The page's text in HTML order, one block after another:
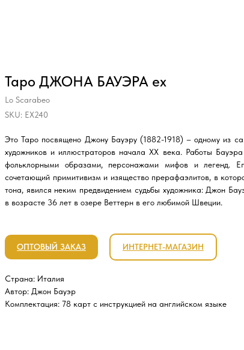
Таро ДЖОНА БАУЭРА ex
Lo Scarabeo
SKU: EX240
Это Таро посвящено Джону Бауэру (1882-1918) – одному из
художников и иллюстраторов начала XX века. Работы
фольклорными образами, персонажами мифов и легенд.
сочетающий примитивизм и изящество прерафаэлитов, в
тона, явился неким предвидением судьбы художника: Джон
в возрасте 36 лет в озере Веттерн в его любимой Швеции.
ОПТОВЫЙ ЗАКАЗ ИНТЕРНЕТ-МАГАЗИН
Страна: Италия
Автор: Джон Бауэр
Комплектация: 78 карт с инструкцией на английском языке